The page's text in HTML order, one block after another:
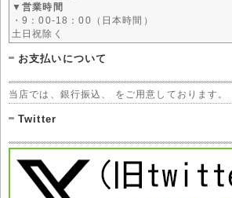
▼営業時間
・9：00-18：00（日本時間）
土日祝除く
お支払いについて
当店では、銀行振込、 をご用意しております。
Twitter